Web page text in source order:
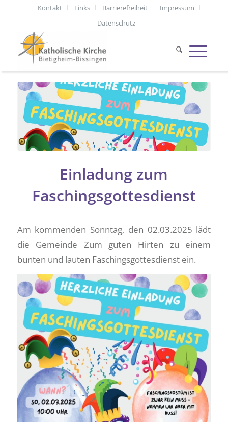
Kontakt Links Barrierefreiheit
Impressum
Datenschutz
Einladung zum
Faschingsgottesdienst
Am kommenden Sonntag, den 02.03.2025 lädt
die Gemeinde Zum guten Hirten zu einem
bunten und lauten Faschingsgottesdienst ein.